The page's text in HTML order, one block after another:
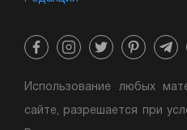
Использование любых
сайте, разрешается при